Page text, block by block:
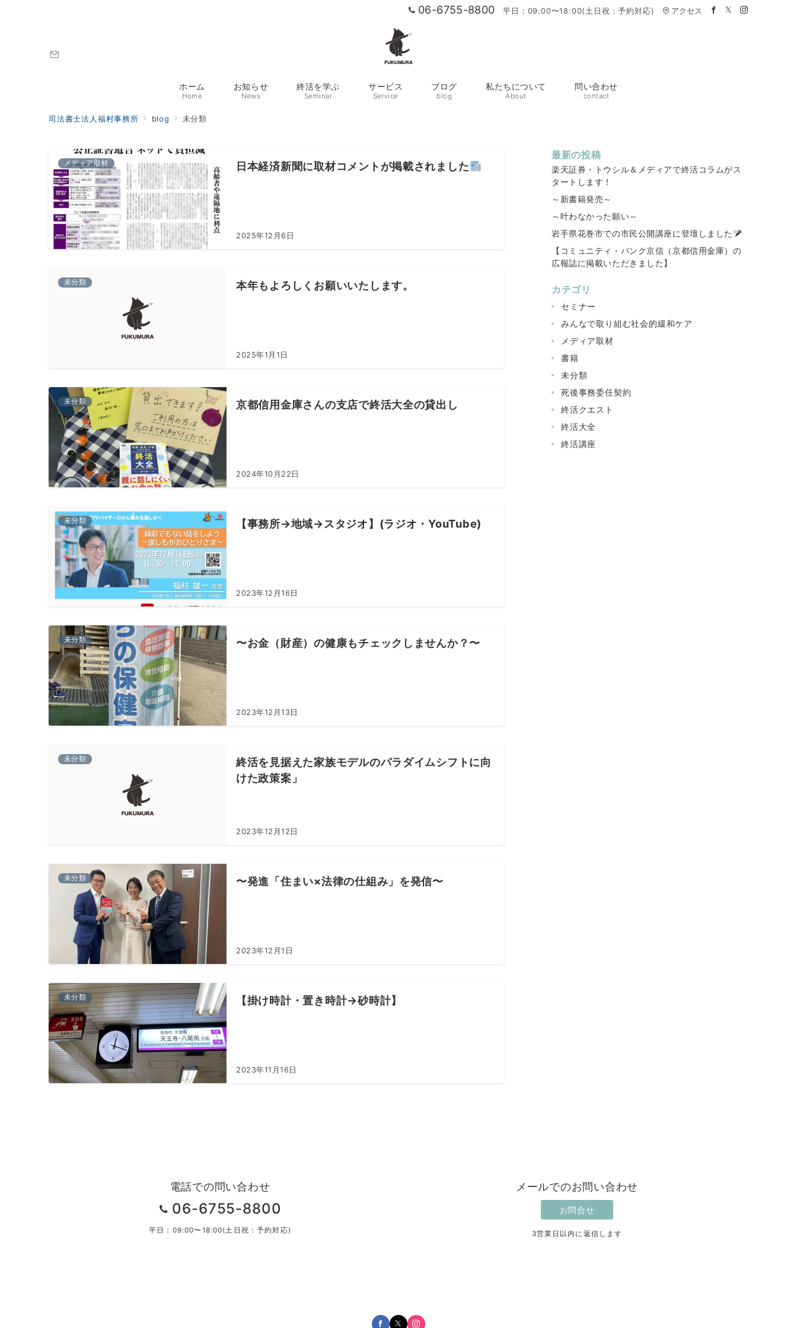
06-6755-8800 平日：09:00〜18:00(土日祝：予約対応) アクセス
ホーム
Home
お知らせ
News
終活を学ぶ
Seminar
サービス
Service
ブログ
blog
私たちについて
About
問い合わせ
contact
司法書士法人福村事務所 blog 未分類
メディア取材 日本経済新聞に取材コメントが掲載されました
2025年12月6日
未分類 本年もよろしくお願いいたします。
2025年1月1日
未分類 京都信用金庫さんの支店で終活大全の貸出し
2024年10月22日
未分類 【事務所→地域→スタジオ】(ラジオ・YouTube)
2023年12月16日
未分類 〜お金（財産）の健康もチェックしませんか？〜
2023年12月13日
未分類
終活を見据えた家族モデルのパラダイムシフトに向
けた政策案」
2023年12月12日
未分類 〜発進「住まい×法律の仕組み」を発信〜
2023年12月1日
未分類 【掛け時計・置き時計→砂時計】
2023年11月16日
最新の投稿
楽天証券・トウシル＆メディアで終活コラムがス
タートします！
～新書籍発売～
～叶わなかった願い～
岩手県花巻市での市民公開講座に登壇しました
【コミュニティ・バンク京信（京都信用金庫）の
広報誌に掲載いただきました】
カテゴリ
セミナー
みんなで取り組む社会的緩和ケア
メディア取材
書籍
未分類
死後事務委任契約
終活クエスト
終活大全
終活講座
電話での問い合わせ
06-6755-8800
平日：09:00〜18:00(土日祝：予約対応)
メールでのお問い合わせ
お問合せ
3営業日以内に返信します